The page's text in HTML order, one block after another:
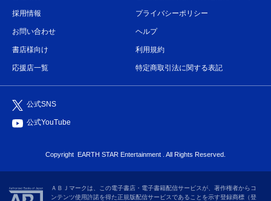
採用情報
お問い合わせ
書店様向け
応援店一覧
プライバシーポリシー
ヘルプ
利用規約
特定商取引法に関する表記
公式SNS
公式YouTube
Copyright EARTH STAR Entertainment . All Rights Reserved.
ＡＢＪマークは、この電子書店・電子書籍配信サービスが、著作権者からコ
ンテンツ使用許諾を得た正規版配信サービスであることを示す登録商標（登